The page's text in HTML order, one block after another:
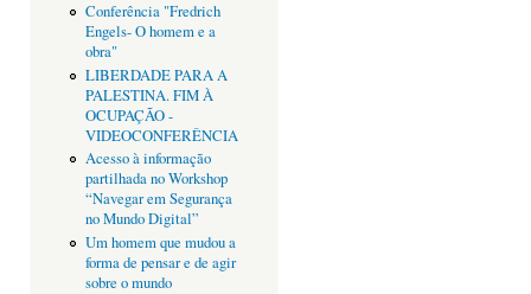
Conferência "Fredrich
Engels- O homem e a
obra"
LIBERDADE PARA A
PALESTINA. FIM À
OCUPAÇÃO -
VIDEOCONFERÊNCIA
Acesso à informação
partilhada no Workshop
“Navegar em Segurança
no Mundo Digital”
Um homem que mudou a
forma de pensar e de agir
sobre o mundo